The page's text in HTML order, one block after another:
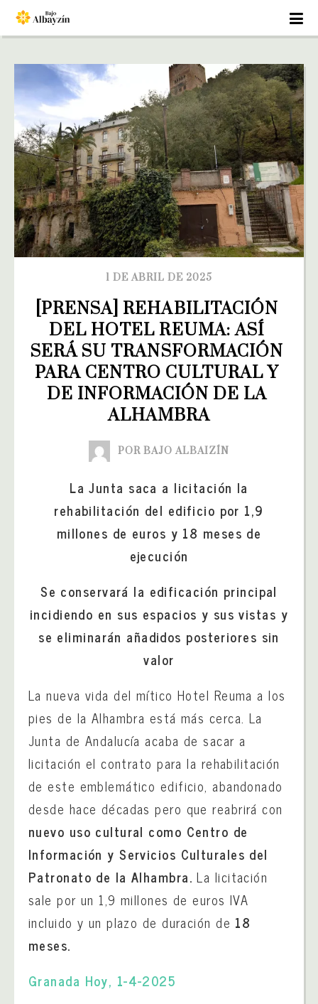
1 DE ABRIL DE 2025
[PRENSA] REHABILITACIÓN
DEL HOTEL REUMA: ASÍ
SERÁ SU TRANSFORMACIÓN
PARA CENTRO CULTURAL Y
DE INFORMACIÓN DE LA
ALHAMBRA
POR BAJO ALBAIZÍN
La Junta saca a licitación la
rehabilitación del edificio por 1,9
millones de euros y 18 meses de
ejecución
Se conservará la edificación principal
incidiendo en sus espacios y sus vistas y
se eliminarán añadidos posteriores sin
valor
La nueva vida del mítico Hotel Reuma a los
pies de la Alhambra está más cerca. La
Junta de Andalucía acaba de sacar a
licitación el contrato para la rehabilitación
de este emblemático edificio, abandonado
desde hace décadas pero que reabrirá con
nuevo uso cultural como Centro de
Información y Servicios Culturales del
Patronato de la Alhambra.La licitación
sale por un 1,9 millones de euros IVA
incluido y un plazo de duración de 18
meses.
Granada Hoy, 1-4-2025